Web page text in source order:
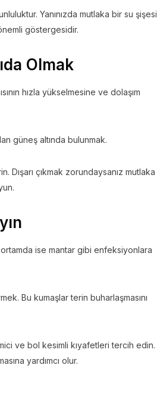
Yanınızda mutlaka bir su şişesi
önemli göstergesidir.
Olmak
hızla yükselmesine ve dolaşım
güneş altında bulunmak.
Dışarı çıkmak zorundaysanız mutlaka
ise mantar gibi enfeksiyonlara
Bu kumaşlar terin buharlaşmasını
ve bol kesimli kıyafetleri tercih edin.
yardımcı olur.